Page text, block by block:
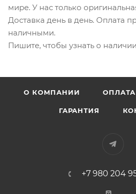
мире. У нас только
Доставка день в день. Оплата
наличными.
Пишите, чтобы узнать о
О КОМПАНИИ ОПЛАТА
ГАРАНТИЯ
+7 980 204